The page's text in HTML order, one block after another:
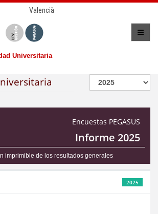
Valencià
Universitaria
Encuestas PEGASUS
Informe 2025
imprimible de los resultados generales
2025